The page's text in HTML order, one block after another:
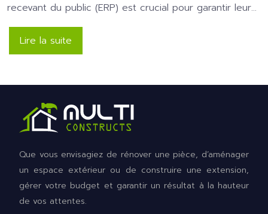
recevant du public (ERP) est crucial pour garantir leur…
Lire la suite
Que vous envisagiez de rénover une pièce, d’aménager
un espace extérieur ou de construire une extension,
gérer votre budget et garantir un résultat à la hauteur
de vos attentes.